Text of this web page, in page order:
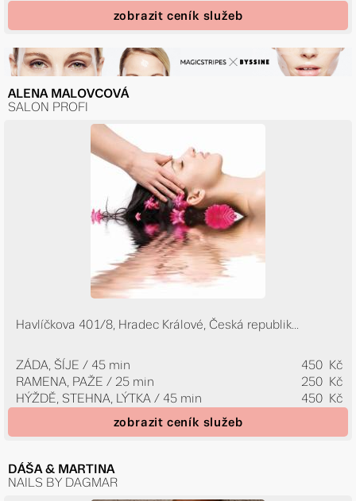
zobrazit ceník služeb
ALENA MALOVCOVÁ
SALON PROFI
Havlíčkova 401/8, Hradec Králové, Česká republik...
ZÁDA, ŠÍJE / 45 min
450 Kč
RAMENA, PAŽE / 25 min
250 Kč
HÝŽDĚ, STEHNA, LÝTKA / 45 min
450 Kč
zobrazit ceník služeb
DÁŠA & MARTINA
NAILS BY DAGMAR